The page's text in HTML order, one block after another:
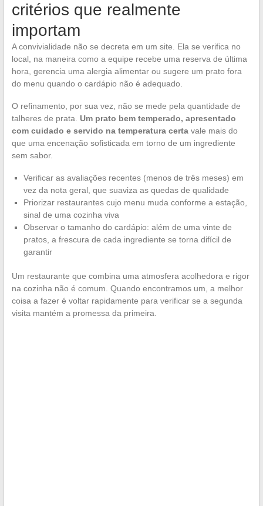
critérios que realmente
importam
A convivialidade não se decreta em um site. Ela se verifica no
local, na maneira como a equipe recebe uma reserva de última
hora, gerencia uma alergia alimentar ou sugere um prato fora
do menu quando o cardápio não é adequado.
O refinamento, por sua vez, não se mede pela quantidade de
talheres de prata. Um prato bem temperado, apresentado
com cuidado e servido na temperatura certavale mais do
que uma encenação sofisticada em torno de um ingrediente
sem sabor.
Verificar as avaliações recentes (menos de três meses) em
vez da nota geral, que suaviza as quedas de qualidade
Priorizar restaurantes cujo menu muda conforme a estação,
sinal de uma cozinha viva
Observar o tamanho do cardápio: além de uma vinte de
pratos, a frescura de cada ingrediente se torna difícil de
garantir
Um restaurante que combina uma atmosfera acolhedora e rigor
na cozinha não é comum. Quando encontramos um, a melhor
coisa a fazer é voltar rapidamente para verificar se a segunda
visita mantém a promessa da primeira.